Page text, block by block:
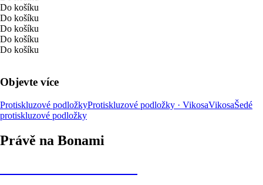
Do košíku
Do košíku
Do košíku
Do košíku
Do košíku
Objevte více
Protiskluzové podložkyProtiskluzové podložky · VikosaVikosaŠedé
protiskluzové podložky
Právě na Bonami